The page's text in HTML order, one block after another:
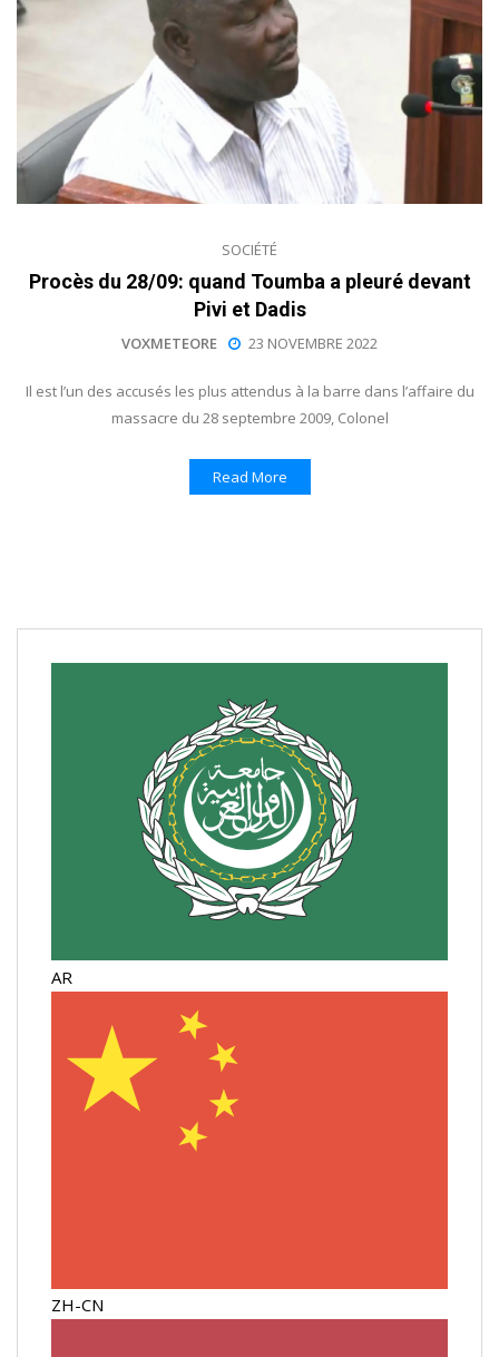
SOCIÉTÉ
Procès du 28/09: quand Toumba a pleuré devant
Pivi et Dadis
VOXMETEORE 23 NOVEMBRE 2022
Il est l’un des accusés les plus attendus à la barre dans l’affaire du
massacre du 28 septembre 2009, Colonel
Read More
AR
ZH-CN